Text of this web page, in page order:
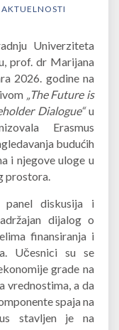
AKTUELNOSTI
Univerziteta
prof. dr Marijana
2026. godine na
„The Future is
Dialogue“u
Erasmus
budućih
i njegove uloge u
prostora.
panel diskusija i
dijalog o
finansiranja i
Učesnici su se
grade na
vrednostima, a da
spaja na
stavljen je na